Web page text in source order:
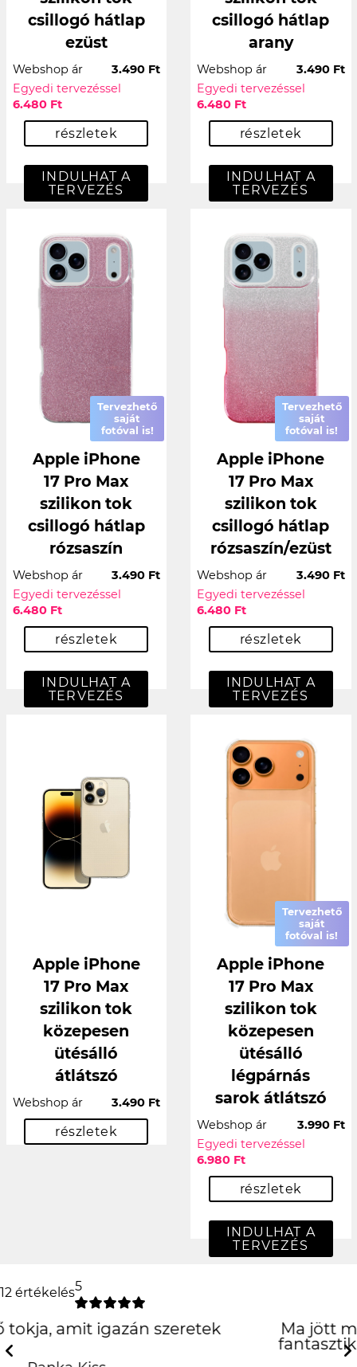
csillogó hátlap
ezüst
Webshop ár
3.490 Ft
Egyedi tervezéssel
6.480 Ft
részletek
INDULHAT A
TERVEZÉS
csillogó hátlap
arany
Webshop ár
3.490 Ft
Egyedi tervezéssel
6.480 Ft
részletek
INDULHAT A
TERVEZÉS
Tervezhető
saját
fotóval is!
Apple iPhone
17 Pro Max
szilikon tok
csillogó hátlap
rózsaszín
Webshop ár
3.490 Ft
Egyedi tervezéssel
6.480 Ft
részletek
INDULHAT A
TERVEZÉS
Tervezhető
saját
fotóval is!
Apple iPhone
17 Pro Max
szilikon tok
csillogó hátlap
rózsaszín/ezüst
Webshop ár
3.490 Ft
Egyedi tervezéssel
6.480 Ft
részletek
INDULHAT A
TERVEZÉS
Apple iPhone
17 Pro Max
szilikon tok
közepesen
ütésálló
átlátszó
Webshop ár 3.490 Ft
részletek
Tervezhető
saját
fotóval is!
Apple iPhone
17 Pro Max
szilikon tok
közepesen
ütésálló
légpárnás
sarok átlátszó
Webshop ár
3.990 Ft
Egyedi tervezéssel
6.980 Ft
részletek
INDULHAT A
TERVEZÉS
12 értékelés5
Ma jött meg a tokom és egyszerűen
fantasztikus! :D KÖSZI EGYEDIALMA!
Previous